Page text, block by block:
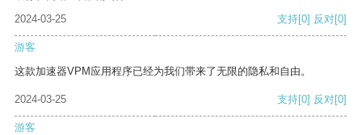
2024-03-25
支持[0] 反对[0]
游客
这款加速器VPM应用程序已经为我们带来了无限的隐私和自由。
2024-03-25 支持[0] 反对[0]
游客